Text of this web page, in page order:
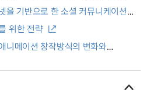
을 기반으로 한 소셜 커뮤니케이션
Study on the Relationship
Activities Based on the
of K-POP
위한 전략
니메이션 창작방식의 변화와
Creation Utilizing Generative AI